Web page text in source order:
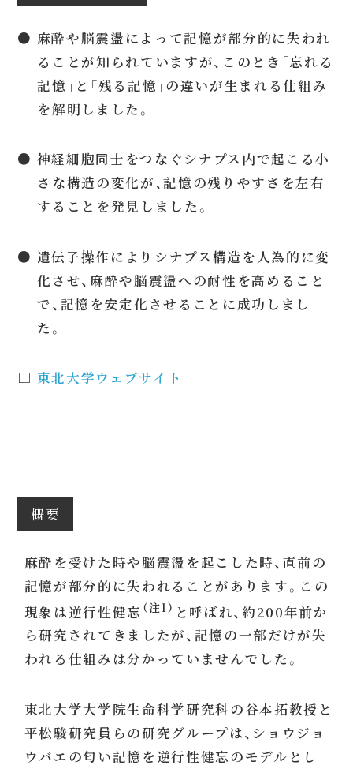
● 麻酔や脳震盪によって記憶が部分的に失われ
ることが知られていますが、このとき「忘れる
記憶」と「残る記憶」の違いが生まれる仕組み
を解明しました。
● 神経細胞同士をつなぐシナプス内で起こる小
さな構造の変化が、記憶の残りやすさを左右
することを発見しました。
● 遺伝子操作によりシナプス構造を人為的に変
化させ、麻酔や脳震盪への耐性を高めること
で、記憶を安定化させることに成功しまし
た。
□ 東北大学ウェブサイト
概要
麻酔を受けた時や脳震盪を起こした時、直前の
記憶が部分的に失われることがあります。この
現象は逆行性健忘 （注1） と呼ばれ、約200年前か
ら研究されてきましたが、記憶の一部だけが失
われる仕組みは分かっていませんでした。
東北大学大学院生命科学研究科の谷本拓教授と
平松駿研究員らの研究グループは、ショウジョ
ウバエの匂い記憶を逆行性健忘のモデルとし